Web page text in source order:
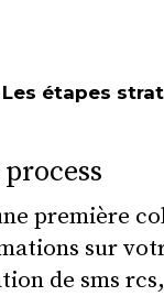
Les étapes
première
sur
de sms